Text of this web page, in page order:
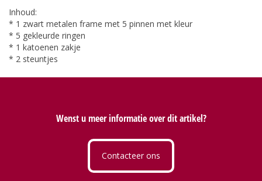
Inhoud:
* 1 zwart metalen frame met 5 pinnen met kleur
* 5 gekleurde ringen
* 1 katoenen zakje
* 2 steuntjes
Wenst u meer informatie over dit artikel?
Contacteer ons